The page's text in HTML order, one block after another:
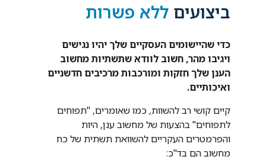
ביצועים ללא פשרות
כדי שהיישומים העסקיים שלך יהיו נגישים
ויגיבו מהר, חשוב לוודא שתשתיות מחשוב
הענן שלך חזקות ומורכבות מרכיבים חדשניים
ואיכותיים.
קיים קושי רב להשוות, כמו שאומרים, "תפוחים
לתפוחים" בהצעות של מחשוב ענן, היות
והפרמטרים העקריים להשוואת תשתית של כח
מחשוב הם בד"כ: